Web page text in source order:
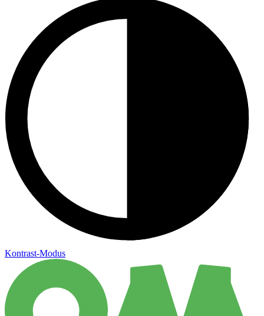
Kontrast-Modus